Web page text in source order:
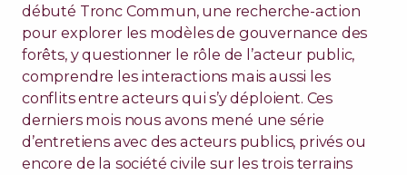
débuté Tronc Commun, une recherche-action
pour explorer les modèles de gouvernance des
forêts, y questionner le rôle de l’acteur public,
comprendre les interactions mais aussi les
conflits entre acteurs qui s’y déploient. Ces
derniers mois nous avons mené une série
d’entretiens avec des acteurs publics, privés ou
encore de la société civile sur les trois terrains